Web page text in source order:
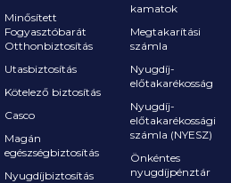
Minősített
Fogyasztóbarát
Otthonbiztosítás
Utasbiztosítás
Kötelező biztosítás
Casco
Magán
egészségbiztosítás
Nyugdíjbiztosítás
kamatok
Megtakarítási
számla
Nyugdíj-
előtakarékosság
Nyugdíj-
előtakarékossági
számla (NYESZ)
Önkéntes
nyugdíjpénztár